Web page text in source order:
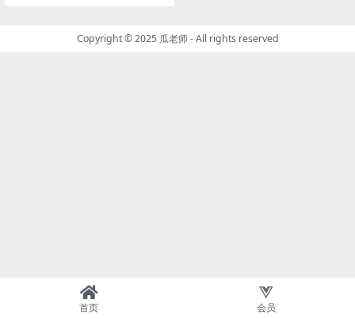
Copyright © 2025 瓜老师- All rights reserved
首页 会员